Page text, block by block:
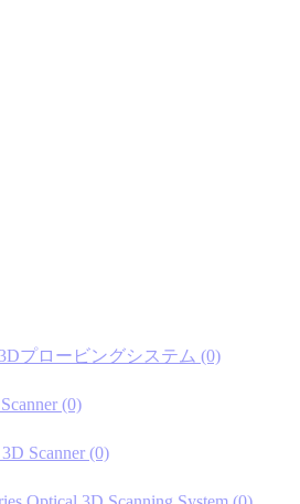
プロービングシステム (0)
(0)
Scanner (0)